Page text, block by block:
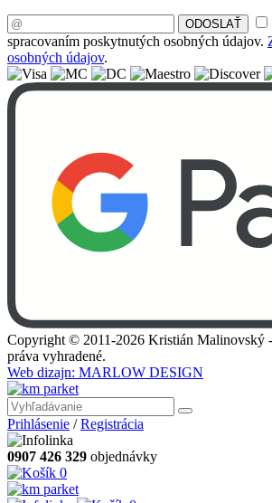
ODOSLAŤ
spracovaním poskytnutých osobných údajov.
osobných údajov.
Copyright © 2011-2026 Kristián Malinovský
práva vyhradené.
Web dizajn: MARLOW DESIGN
Prihlásenie /Registrácia
0907 426 329 objednávky
0